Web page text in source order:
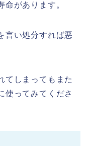
があります。
言い処分すれば悪
てしまってもまた
使ってみてくださ